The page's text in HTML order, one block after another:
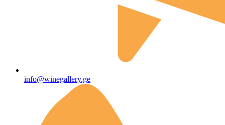
info@winegallery.ge